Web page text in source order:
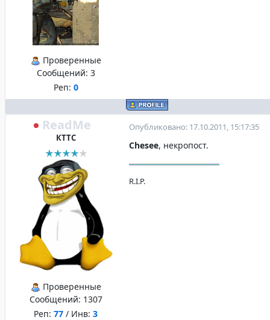
Проверенные
Сообщений: 3
Реп: 0
ReadMe
КТТС
Проверенные
Сообщений: 1307
Реп: 77 / Инв: 3
Опубликовано: 17.10.2011, 15:17:35
Chesee, некропост.
R.I.P.